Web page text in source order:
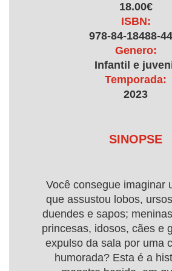
18.00€
ISBN:
978-84-18488-
Genero:
Infantil e
Temporada:
2023
SINOPSE
Você consegue imaginar
que assustou lobos,
duendes e sapos;
princesas, idosos, cães e
expulso da sala por uma
humorada? Esta é a